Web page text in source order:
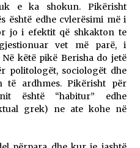
e ka shokun. Pikërisht
është edhe cvlerësimi më i
jo i efektit që shkakton te
vet më parë, i
këtë pikë Berisha do jetë
politologët, sociologët dhe
të ardhmes. Pikërisht për
është “habitur” edhe
grek) ne ate kohe në